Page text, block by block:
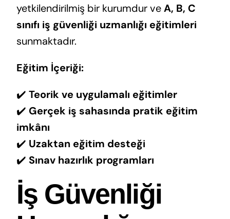
yetkilendirilmiş bir kurumdur veA, B, C
sınıfı iş güvenliği uzmanlığı eğitimleri
sunmaktadır.
Eğitim İçeriği:
✔️ Teorik ve uygulamalı eğitimler
✔️ Gerçek iş sahasında pratik eğitim
imkânı
✔️ Uzaktan eğitim desteği
✔️ Sınav hazırlık programları
İş Güvenliği